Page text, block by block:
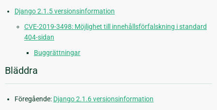
Django 2.1.5 versionsinformation
CVE-2019-3498: Möjlighet till innehållsförfalskning i standard
404-sidan
Buggrättningar
Bläddra
Föregående: Django 2.1.6 versionsinformation